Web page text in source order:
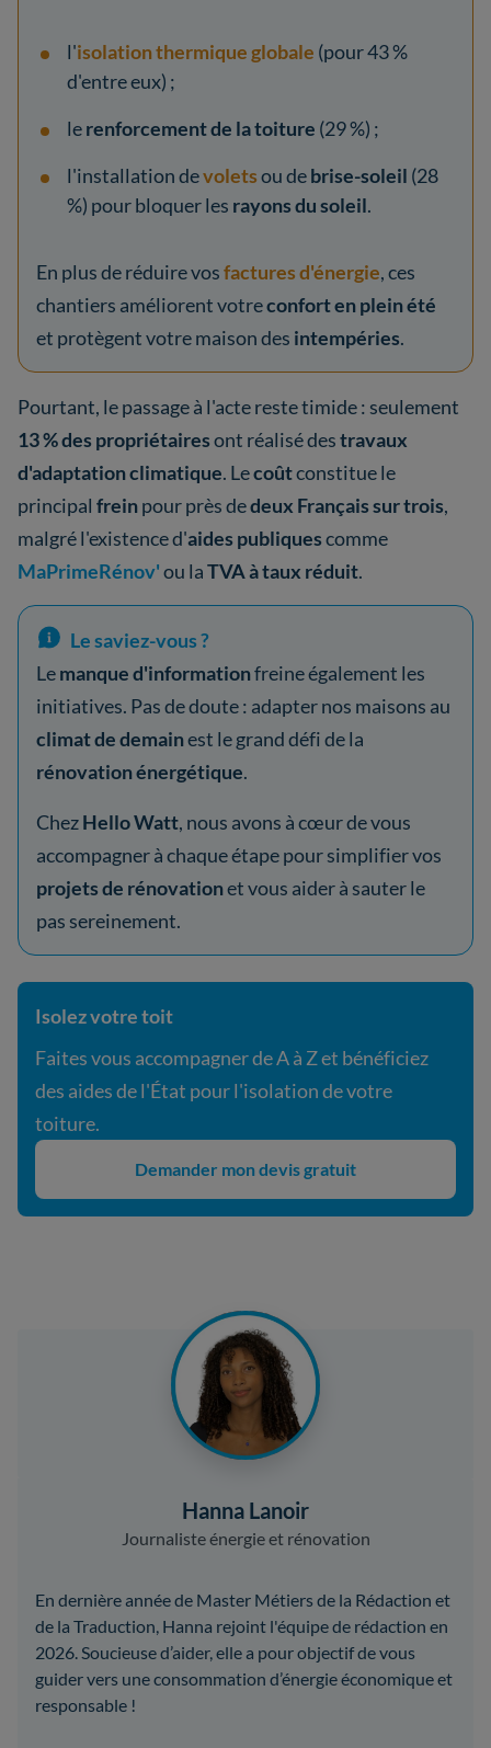
l'isolation thermique globale (pour 43 %
d'entre eux) ;
lerenforcement de la toiture (29 %) ;
l'installation devoletsou debrise-soleil (28
%) pour bloquer les rayons du soleil.
En plus de réduire vosfactures d'énergie, ces
chantiers améliorent votreconfort en plein été
et protègent votre maison des intempéries.
Pourtant, le passage à l'acte reste timide : seulement
13 % des propriétairesont réalisé destravaux
d'adaptation climatique. Lecoûtconstitue le
principal freinpour près dedeux Français sur trois,
malgré l'existence d'aides publiquescomme
MaPrimeRénov'ou laTVA à taux réduit.
Le saviez-vous ?
Lemanque d'informationfreine également les
initiatives. Pas de doute : adapter nos maisons au
climat de demainest le grand défi de la
rénovation énergétique.
ChezHello Watt, nous avons à cœur de vous
accompagner à chaque étape pour simplifier vos
projets de rénovationet vous aider à sauter le
pas sereinement.
Isolez votre toit
Faites vous accompagner de A à Z et bénéficiez
des aides de l'État pour l'isolation de votre
toiture.
Demander mon devis gratuit
Hanna Lanoir
Journaliste énergie et rénovation
En dernière année de Master Métiers de la Rédaction et
de la Traduction, Hanna rejoint l'équipe de rédaction en
2026. Soucieuse d’aider, elle a pour objectif de vous
guider vers une consommation d’énergie économique et
responsable !